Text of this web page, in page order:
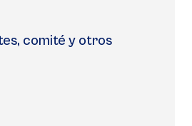
comité y otros